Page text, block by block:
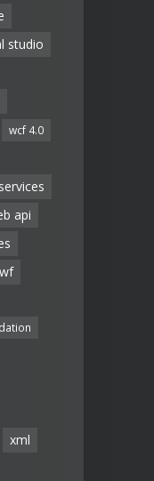
studio
wcf 4.0
api
wf
xml